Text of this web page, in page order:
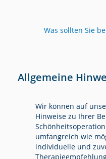
Was sollten Sie
Allgemeine
Wir können auf
Hinweise zu Ihrer
umfangreich wie
individuelle und